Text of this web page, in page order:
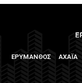
ΕΡΥΜΑΝΘΟΣ ΑΧΑΪΑ